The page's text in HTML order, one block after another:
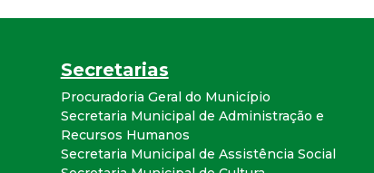
Secretarias
Procuradoria Geral do Município
Secretaria Municipal de Administração e
Recursos Humanos
Secretaria Municipal de Assistência Social